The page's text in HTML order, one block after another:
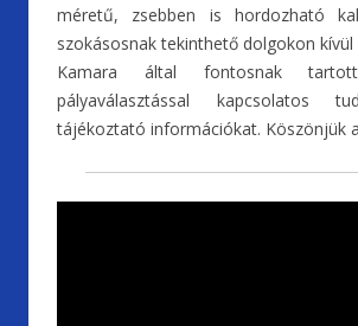
méretű, zsebben is hordozható
szokásosnak tekinthető dolgokon
Kamara által fontosnak
pályaválasztással kapcsolatos
tájékoztató információkat. Köszönjük